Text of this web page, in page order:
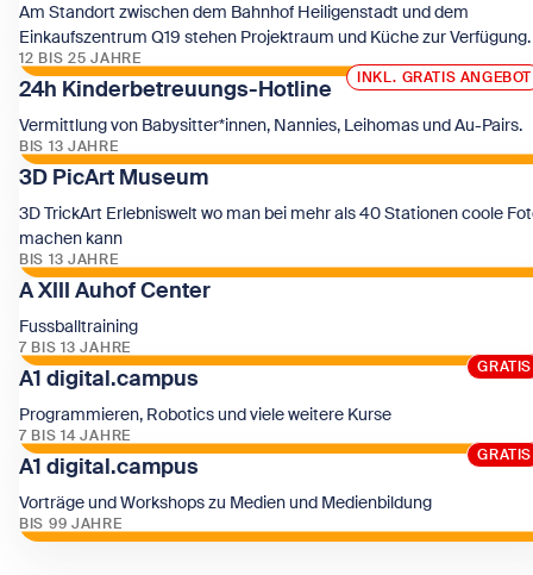
Am Standort zwischen dem Bahnhof Heiligenstadt und dem
Einkaufszentrum Q19 stehen Projektraum und Küche zur Verfügung.
12 BIS 25 JAHRE
Zeige 19 KMH - Mobile Jugendarbeit Heiligenstadt
INKL. GRATIS ANGEBOT
24h Kinderbetreuungs-Hotline
Vermittlung von Babysitter*innen, Nannies, Leihomas und Au-Pairs.
BIS 13 JAHRE
Zeige 24h Kinderbetreuungs-Hotline
3D PicArt Museum
3D TrickArt Erlebniswelt wo man bei mehr als 40 Stationen coole
machen kann
BIS 13 JAHRE
Zeige 3D PicArt Museum
A XIII Auhof Center
Fussballtraining
7 BIS 13 JAHRE
Zeige A XIII Auhof Center GRATIS
GRATIS
A1 digital.campus
Programmieren, Robotics und viele weitere Kurse
7 BIS 14 JAHRE
Zeige A1 digital.campus GRATIS
GRATIS
A1 digital.campus
Vorträge und Workshops zu Medien und Medienbildung
BIS 99 JAHRE